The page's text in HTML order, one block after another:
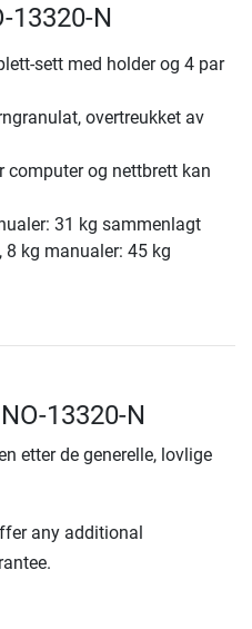
13320-N
sett med holder og 4 par
overtreukket av
computer og nettbrett kan
31 kg sammenlagt
8 kg manualer: 45 kg
13320-N
etter de generelle, lovlige
any additional